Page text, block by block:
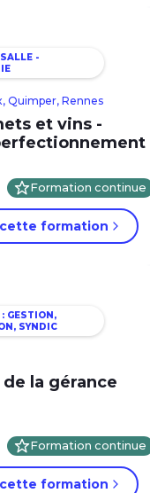
-
Quimper, Rennes
et vins -
Formation continue
formation
GESTION,
SYNDIC
la gérance
Formation continue
formation